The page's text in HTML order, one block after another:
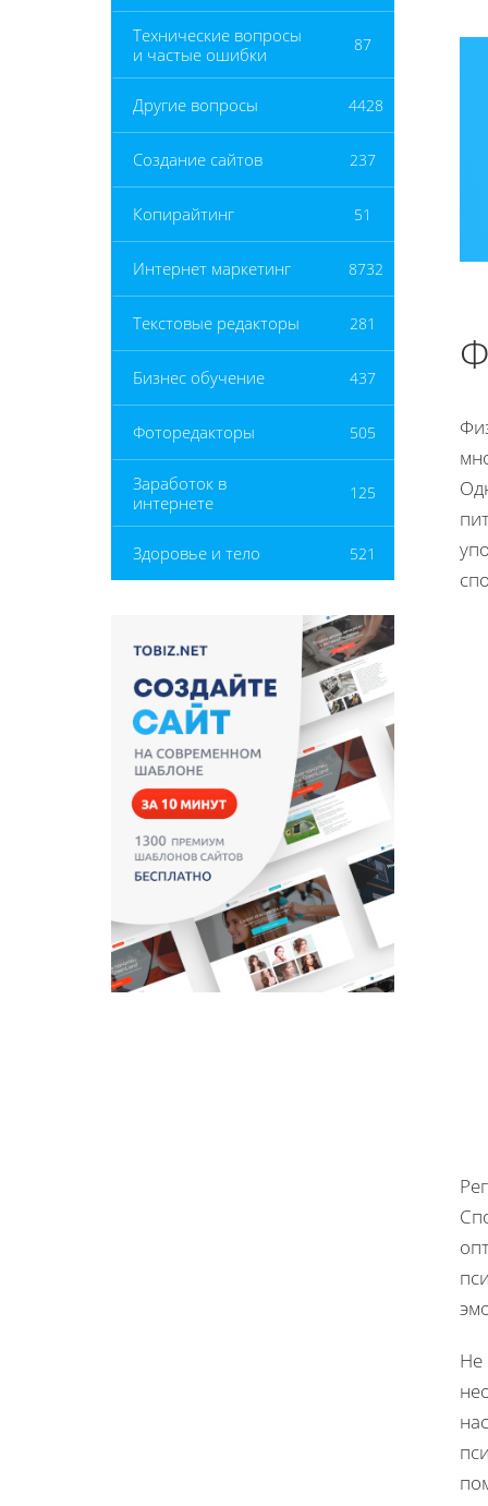
Технические вопросы
и частые ошибки
87
Другие вопросы 4428
Создание сайтов 237
Копирайтинг 51
Интернет маркетинг 8732
Текстовые редакторы 281
Бизнес обучение 437
Фоторедакторы 505
Заработок в
интернете
125
Здоровье и тело 521
Не